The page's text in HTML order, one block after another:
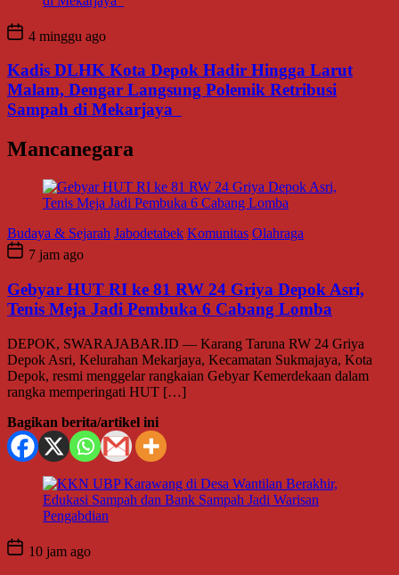
4 minggu ago
Kadis DLHK Kota Depok Hadir Hingga Larut
Malam, Dengar Langsung Polemik Retribusi
Sampah di Mekarjaya
Mancanegara
Budaya & Sejarah Jabodetabek Komunitas Olahraga
7 jam ago
Gebyar HUT RI ke 81 RW 24 Griya Depok Asri,
Tenis Meja Jadi Pembuka 6 Cabang Lomba
DEPOK, SWARAJABAR.ID — Karang Taruna RW 24 Griya
Depok Asri, Kelurahan Mekarjaya, Kecamatan Sukmajaya, Kota
Depok, resmi menggelar rangkaian Gebyar Kemerdekaan dalam
rangka memperingati HUT […]
Bagikan berita/artikel ini
10 jam ago